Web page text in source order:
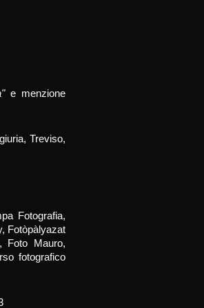
e menzione
Treviso,
Fotografia,
Fotòpàlyazat
Foto Mauro,
fotografico